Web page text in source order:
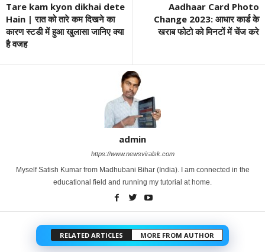
Tare kam kyon dikhai dete
Hain | रात को तारे कम दिखने का
कारण स्टडी में हुआ खुलासा जानिए क्या
है वजह
Aadhaar Card Photo
Change 2023: आधार कार्ड के
खराब फोटो को मिनटों में चेंज करे
admin
https://www.newsviralsk.com
Myself Satish Kumar from Madhubani Bihar (India). I am connected in the
educational field and running my tutorial at home.
RELATED ARTICLES MORE FROM AUTHOR